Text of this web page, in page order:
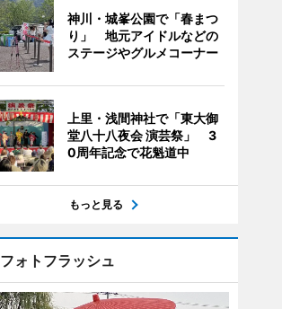
神川・城峯公園で「春まつ
り」 地元アイドルなどの
ステージやグルメコーナー
上里・浅間神社で「東大御
堂八十八夜会 演芸祭」 3
0周年記念で花魁道中
もっと見る
フォトフラッシュ